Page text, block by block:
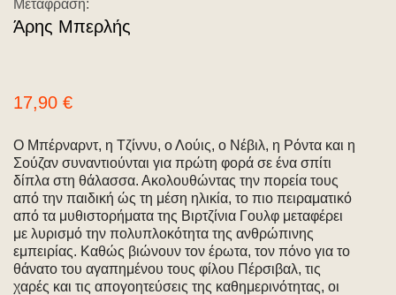
Μετάφραση:
Άρης Μπερλής
17,90 €
Ο Μπέρναρντ, η Τζίννυ, ο Λούις, ο Νέβιλ, η Ρόντα και η
Σούζαν συναντιούνται για πρώτη φορά σε ένα σπίτι
δίπλα στη θάλασσα. Ακολουθώντας την πορεία τους
από την παιδική ώς τη μέση ηλικία, το πιο πειραματικό
από τα μυθιστορήματα της Βιρτζίνια Γουλφ μεταφέρει
με λυρισμό την πολυπλοκότητα της ανθρώπινης
εμπειρίας. Καθώς βιώνουν τον έρωτα, τον πόνο για το
θάνατο του αγαπημένου τους φίλου Πέρσιβαλ, τις
χαρές και τις απογοητεύσεις της καθημερινότητας, οι